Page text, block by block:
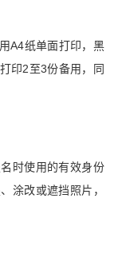
A4纸单面打印，黑
印2至3份备用，同
时使用的有效身份
涂改或遮挡照片，